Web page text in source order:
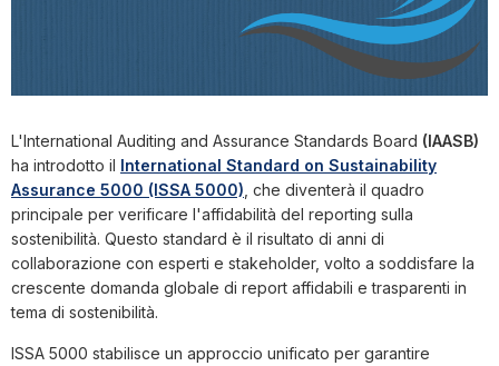
L'International Auditing and Assurance Standards Board (IAASB)
ha introdotto il International Standard on Sustainability
Assurance 5000 (ISSA 5000) , che diventerà il quadro
principale per verificare l'affidabilità del reporting sulla
sostenibilità. Questo standard è il risultato di anni di
collaborazione con esperti e stakeholder, volto a soddisfare la
crescente domanda globale di report affidabili e trasparenti in
tema di sostenibilità.
ISSA 5000 stabilisce un approccio unificato per garantire